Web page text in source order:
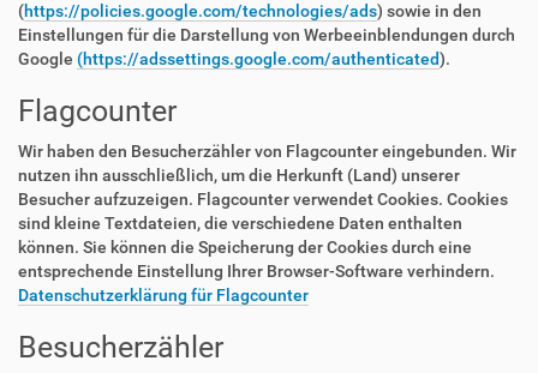
(https://policies.google.com/technologies/ads) sowie in den
Einstellungen für die Darstellung von Werbeeinblendungen durch
Google (https://adssettings.google.com/authenticated).
Flagcounter
Wir haben den Besucherzähler von Flagcounter eingebunden. Wir
nutzen ihn ausschließlich, um die Herkunft (Land) unserer
Besucher aufzuzeigen. Flagcounter verwendet Cookies. Cookies
sind kleine Textdateien, die verschiedene Daten enthalten
können. Sie können die Speicherung der Cookies durch eine
entsprechende Einstellung Ihrer Browser-Software verhindern.
Datenschutzerklärung für Flagcounter
Besucherzähler